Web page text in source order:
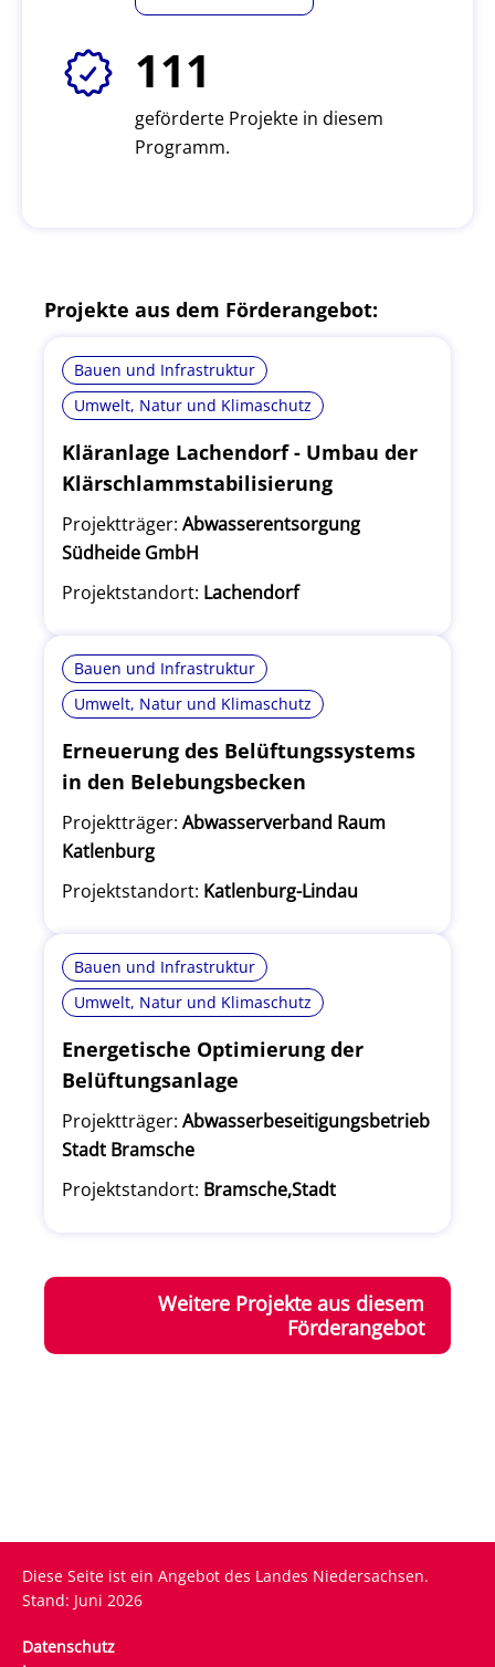
111
geförderte Projekte in diesem
Programm.
Projekte aus dem Förderangebot:
Bauen und Infrastruktur
Umwelt, Natur und Klimaschutz
Kläranlage Lachendorf - Umbau der
Klärschlammstabilisierung
Projektträger: Abwasserentsorgung
Südheide GmbH
Projektstandort: Lachendorf
Bauen und Infrastruktur
Umwelt, Natur und Klimaschutz
Erneuerung des Belüftungssystems
in den Belebungsbecken
Projektträger: Abwasserverband Raum
Katlenburg
Projektstandort: Katlenburg-Lindau
Bauen und Infrastruktur
Umwelt, Natur und Klimaschutz
Energetische Optimierung der
Belüftungsanlage
Projektträger: Abwasserbeseitigungsbetrieb
Stadt Bramsche
Projektstandort: Bramsche,Stadt
Weitere Projekte aus diesem
Förderangebot
Diese Seite ist ein Angebot des Landes Niedersachsen.
Stand: Juni 2026
Datenschutz